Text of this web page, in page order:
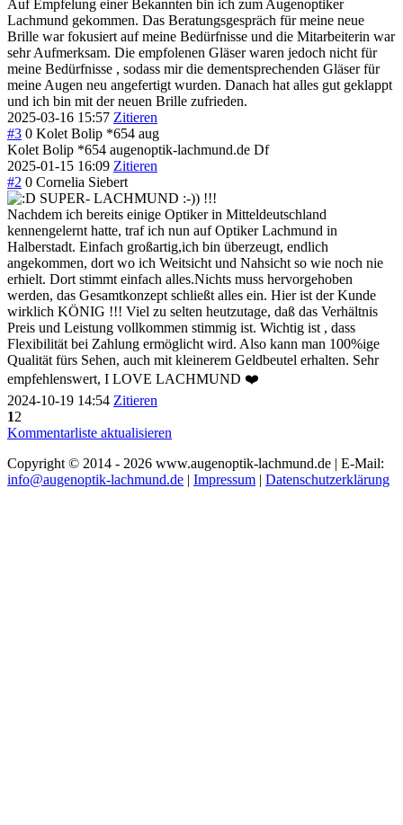
Auf Empfelung einer Bekannten bin ich zum Augenoptiker
Lachmund gekommen. Das Beratungsgespräch für meine neue
Brille war fokusiert auf meine Bedürfnisse und die Mitarbeiterin war
sehr Aufmerksam. Die empfolenen Gläser waren jedoch nicht für
meine Bedürfnisse , sodass mir die dementsprechenden Gläser für
meine Augen neu angefertigt wurden. Danach hat alles gut geklappt
und ich bin mit der neuen Brille zufrieden.
2025-03-16 15:57 Zitieren
#3 0 Kolet Bolip *654 aug
Kolet Bolip *654 augenoptik-lachmund.de Df
2025-01-15 16:09 Zitieren
#2 0 Cornelia Siebert
SUPER- LACHMUND :-)) !!!
Nachdem ich bereits einige Optiker in Mitteldeutschland
kennengelernt hatte, traf ich nun auf Optiker Lachmund in
Halberstadt. Einfach großartig,ich bin überzeugt, endlich
angekommen, dort wo ich Weitsicht und Nahsicht so wie noch nie
erhielt. Dort stimmt einfach alles.Nichts muss hervorgehoben
werden, das Gesamtkonzept schließt alles ein. Hier ist der Kunde
wirklich KÖNIG !!! Viel zu selten heutzutage, daß das Verhältnis
Preis und Leistung vollkommen stimmig ist. Wichtig ist , dass
Flexibilität bei Zahlung ermöglicht wird. Also kann man 100%ige
Qualität fürs Sehen, auch mit kleinerem Geldbeutel erhalten. Sehr
empfehlenswert, I LOVE LACHMUND ❤️
2024-10-19 14:54 Zitieren
12
Kommentarliste aktualisieren
Copyright © 2014 - 2026 www.augenoptik-lachmund.de | E-Mail:
info@augenoptik-lachmund.de | Impressum | Datenschutzerklärung